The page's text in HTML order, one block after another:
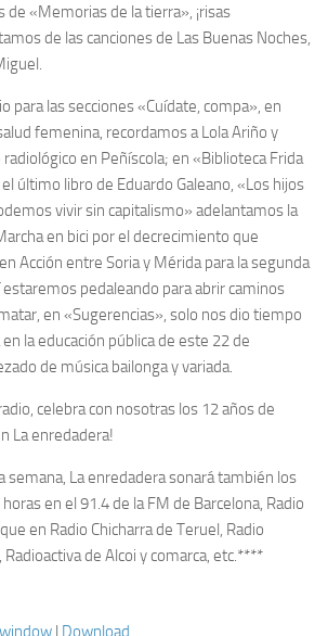
de «Memorias de la tierra», ¡risas
de las canciones de Las Buenas Noches,
para las secciones «Cuídate, compa», en
femenina, recordamos a Lola Ariño y
en Peñíscola; en «Biblioteca Frida
último libro de Eduardo Galeano, «Los hijos
vivir sin capitalismo» adelantamos la
en bici por el decrecimiento que
Acción entre Soria y Mérida para la segunda
estaremos pedaleando para abrir caminos
en «Sugerencias», solo nos dio tiempo
la educación pública de este 22 de
de música bailonga y variada.
celebra con nosotras los 12 años de
La enredadera!
La enredadera sonará también los
en el 91.4 de la FM de Barcelona, Radio
en Radio Chicharra de Teruel, Radio
Radioactiva de Alcoi y comarca, etc.****
| Download